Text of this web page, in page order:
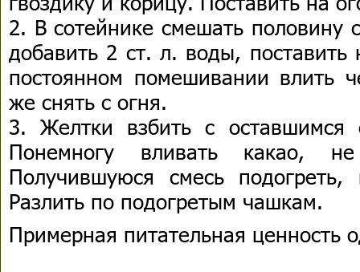
2. В сотейнике смешать половину
добавить 2 ст. л. воды,
постоянном помешивании влить
же снять с огня.
3. Желтки взбить с оставшимся
Понемногу вливать какао,
Получившуюся смесь
Разлить по подогретым чашкам.
Примерная питательная ценность